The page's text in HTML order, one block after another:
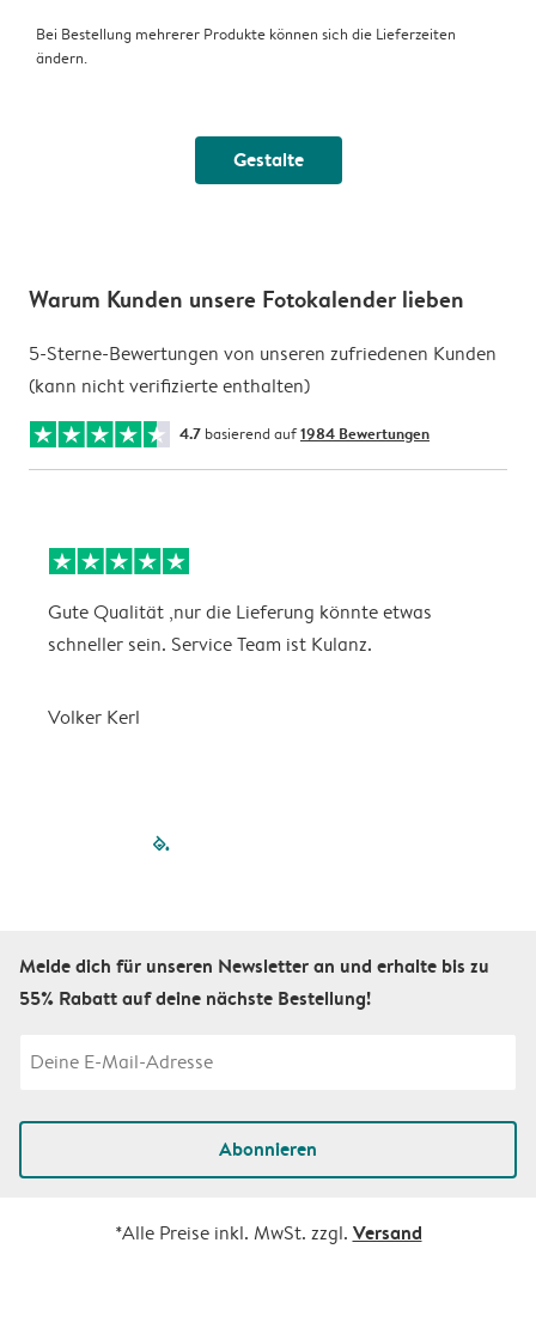
Bei Bestellung mehrerer Produkte können sich die Lieferzeiten
ändern.
Gestalte
Warum Kunden unsere Fotokalender lieben
5-Sterne-Bewertungen von unseren zufriedenen Kunden
(kann nicht verifizierte enthalten)
4.7 basierend auf1984 Bewertungen
Gute Qualität ,nur die Lieferung könnte etwas
schneller sein. Service Team ist Kulanz.
Volker Kerl
filled-pagination
Melde dich für unseren Newsletter an und erhalte bis zu
55% Rabatt auf deine nächste Bestellung!
Abonnieren
*Alle Preise inkl. MwSt. zzgl. Versand